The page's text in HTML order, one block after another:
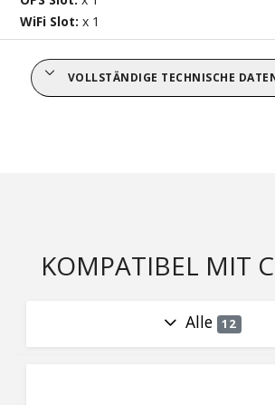
WiFi Slot:x 1
VOLLSTÄNDIGE TECHNISCHE
KOMPATIBEL MIT
Alle 12